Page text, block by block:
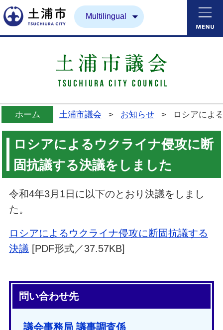
土浦市Multilingual
ホーム 土浦市議会 > お知らせ > ロシアによ
ロシアによるウクライナ侵攻に断
固抗議する決議をしました
令和4年3月1日に以下のとおり決議をしまし
た。
ロシアによるウクライナ侵攻に断固抗議する
決議 [PDF形式／37.57KB]
問い合わせ先
議会事務局 議事調査係